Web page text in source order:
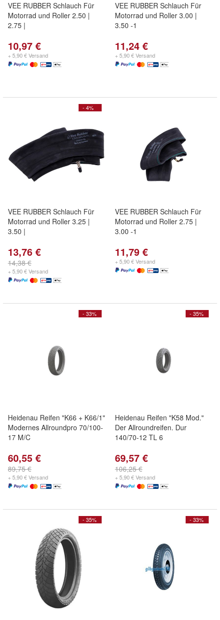
VEE RUBBER Schlauch Für
Motorrad und Roller 2.50 |
2.75 |
10,97 €
+ 5,90 € Versand
VEE RUBBER Schlauch Für
Motorrad und Roller 3.00 |
3.50 -1
11,24 €
+ 5,90 € Versand
- 4%
VEE RUBBER Schlauch Für
Motorrad und Roller 3.25 |
3.50 |
13,76 €
14,38 €
+ 5,90 € Versand
VEE RUBBER Schlauch Für
Motorrad und Roller 2.75 |
3.00 -1
11,79 €
+ 5,90 € Versand
- 33%
Heidenau Reifen "K66 + K66/1"
Modernes Allroundpro 70/100-
17 M/C
60,55 €
89,75 €
+ 5,90 € Versand
- 35%
Heidenau Reifen "K58 Mod."
Der Allroundreifen. Dur
140/70-12 TL 6
69,57 €
106,25 €
+ 5,90 € Versand
- 35% - 33%